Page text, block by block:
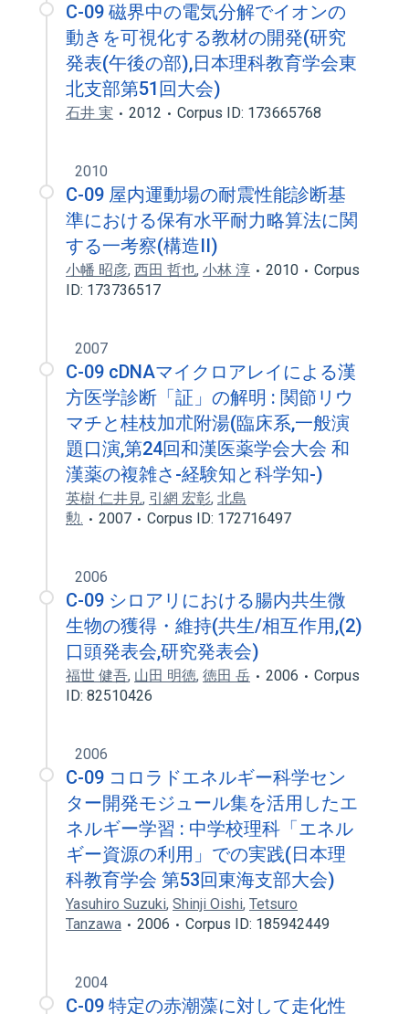
C-09 磁界中の電気分解でイオンの
動きを可視化する教材の開発(研究
発表(午後の部),日本理科教育学会東
北支部第51回大会)
石井 実 2012 Corpus ID: 173665768
2010
C-09 屋内運動場の耐震性能診断基
準における保有水平耐力略算法に関
する一考察(構造II)
小幡 昭彦, 西田 哲也, 小林 淳 2010
Corpus
ID: 173736517
2007
C-09 cDNAマイクロアレイによる漢
方医学診断「証」の解明 : 関節リウ
マチと桂枝加朮附湯(臨床系,一般演
題口演,第24回和漢医薬学会大会 和
漢薬の複雑さ-経験知と科学知-)
英樹 仁井見, 引網 宏彰, 北島
勲.
2007 Corpus ID: 172716497
2006
C-09 シロアリにおける腸内共生微
生物の獲得・維持(共生/相互作用,(2)
口頭発表会,研究発表会)
福世 健吾, 山田 明徳, 徳田 岳 2006
Corpus
ID: 82510426
2006
C-09 コロラドエネルギー科学セン
ター開発モジュール集を活用したエ
ネルギー学習 : 中学校理科「エネル
ギー資源の利用」での実践(日本理
科教育学会 第53回東海支部大会)
Yasuhiro Suzuki, Shinji Oishi, Tetsuro
Tanzawa
2006 Corpus ID: 185942449
2004
C-09 特定の赤潮藻に対して走化性